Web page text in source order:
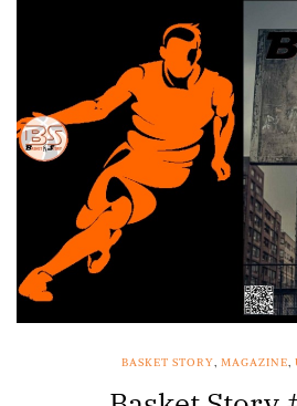
BASKET STORY, MAGAZINE,